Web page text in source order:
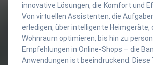
innovative Lösungen, die Komfort und
Von virtuellen Assistenten, die
erledigen, über intelligente Heimgeräte,
Wohnraum optimieren, bis hin zu
Empfehlungen in Online-Shops – die
Anwendungen ist beeindruckend. Diese